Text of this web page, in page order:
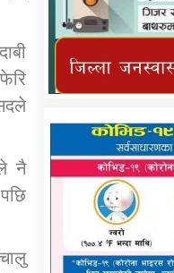
तातोपानी गाउँपालिका
नै